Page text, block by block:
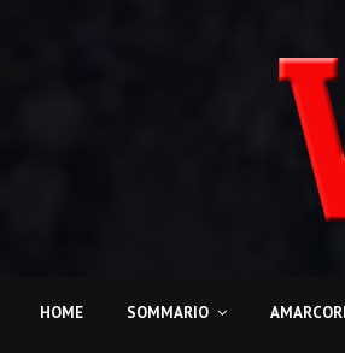
HOME SOMMARIO